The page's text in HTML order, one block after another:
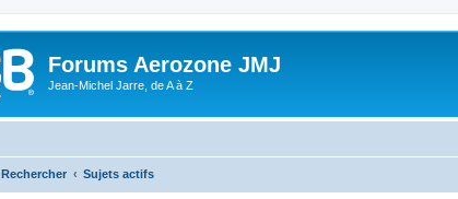
Forums Aerozone JMJ
Jean-Michel Jarre, de A à Z
Rechercher Sujets actifs